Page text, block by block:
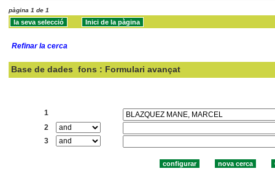
pàgina 1 de 1
Refinar la cerca
Base de dades fons : Formulari avançat
1
2
3